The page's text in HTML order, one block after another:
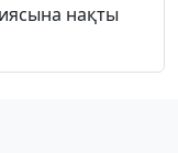
нақты